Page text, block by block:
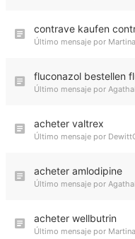
contrave kaufen
Último mensaje por
fluconazol bestellen
Último mensaje por
acheter valtrex
Último mensaje por
acheter amlodipine
Último mensaje por
acheter wellbutrin
Último mensaje por